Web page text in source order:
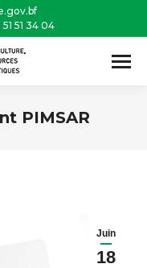
51 34 04
PIMSAR
Juin
18